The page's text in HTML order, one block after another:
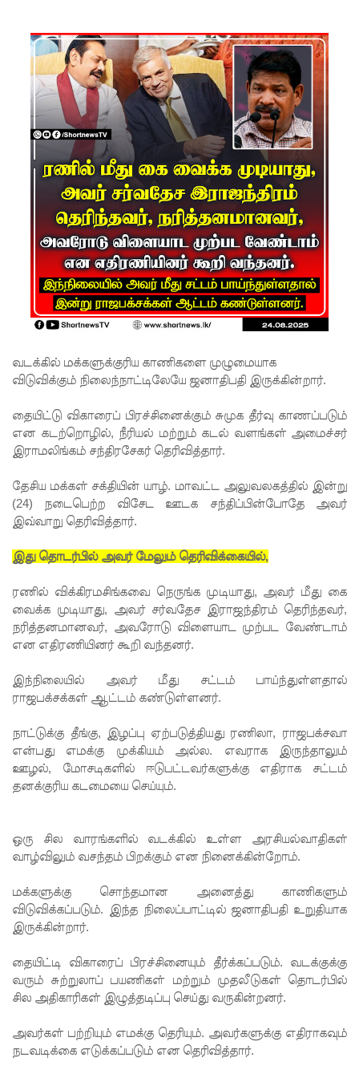
சிறை
மோதலில்
கைதி
ஒருவர்
பலி!
நாட்டில்
தொடரும்
சிறைக்கல
வரங்கள் -
முப்படையி
னருக்கு
ட்ட
அறிவிப்பு!
சிறையின்
வாயிற்கத
முற்றுகை
யிட்ட
பல்லன்சே
கைதிகள்!
பேராத
பல்கலை
களுக்கா
ன முக்கிய
சேனை
பதற்றம்:
கைதிகள்
கூரையில்
ஏறி
ம்
வடக்கில் மக்களுக்குரிய காணிகளை முழுமையாக
விடுவிக்கும் நிலைந்நாட்டிலேயே ஜனாதிபதி இருக்கின்றார்.
தையிட்டு விகாரைப் பிரச்சினைக்கும் சுமுக தீர்வு காணப்படும்
என கடற்றொழில், நீரியல் மற்றும் கடல் வளங்கள் அமைச்சர்
இராமலிங்கம் சந்திரசேகர் தெரிவித்தார்.
தேசிய மக்கள் சக்தியின் யாழ். மாவட்ட அலுவலகத்தில் இன்று
(24) நடைபெற்ற விசேட ஊடக சந்திப்பின்போதே அவர்
இவ்வாறு தெரிவித்தார்.
இது தொடர்பில் அவர் மேலும் தெரிவிக்கையில்,
ரணில் விக்கிரமசிங்கவை நெருங்க முடியாது, அவர் மீது கை
வைக்க முடியாது, அவர் சர்வதேச இராஜந்திரம் தெரிந்தவர்,
நரித்தனமானவர், அவரோடு விளையாட முற்பட வேண்டாம்
என எதிரணியினர் கூறி வந்தனர்.
இந்நிலையில் அவர் மீது சட்டம் பாய்ந்துள்ளதால்
ராஜபக்சக்கள் ஆட்டம் கண்டுள்ளனர்.
நாட்டுக்கு தீங்கு, இழப்பு ஏற்படுத்தியது ரணிலா, ராஜபக்சவா
என்பது எமக்கு முக்கியம் அல்ல. எவராக இருந்தாலும்
ஊழல், மோசடிகளில் ஈடுபட்டவர்களுக்கு எதிராக சட்டம்
தனக்குரிய கடமையை செய்யும்.
ஒரு சில வாரங்களில் வடக்கில் உள்ள அரசியல்வாதிகள்
வாழ்விலும் வசந்தம் பிறக்கும் என நினைக்கின்றோம்.
மக்களுக்கு சொந்தமான அனைத்து காணிகளும்
விடுவிக்கப்படும். இந்த நிலைப்பாட்டில் ஜனாதிபதி உறுதியாக
இருக்கின்றார்.
தையிட்டி விகாரைப் பிரச்சினையும் தீர்க்கப்படும். வடக்குக்கு
வரும் சுற்றுலாப் பயணிகள் மற்றும் முதலீடுகள் தொடர்பில்
சில அதிகாரிகள் இழுத்தடிப்பு செய்து வருகின்றனர்.
அவர்கள் பற்றியும் எமக்கு தெரியும். அவர்களுக்கு எதிராகவும்
நடவடிக்கை எடுக்கப்படும் என தெரிவித்தார்.